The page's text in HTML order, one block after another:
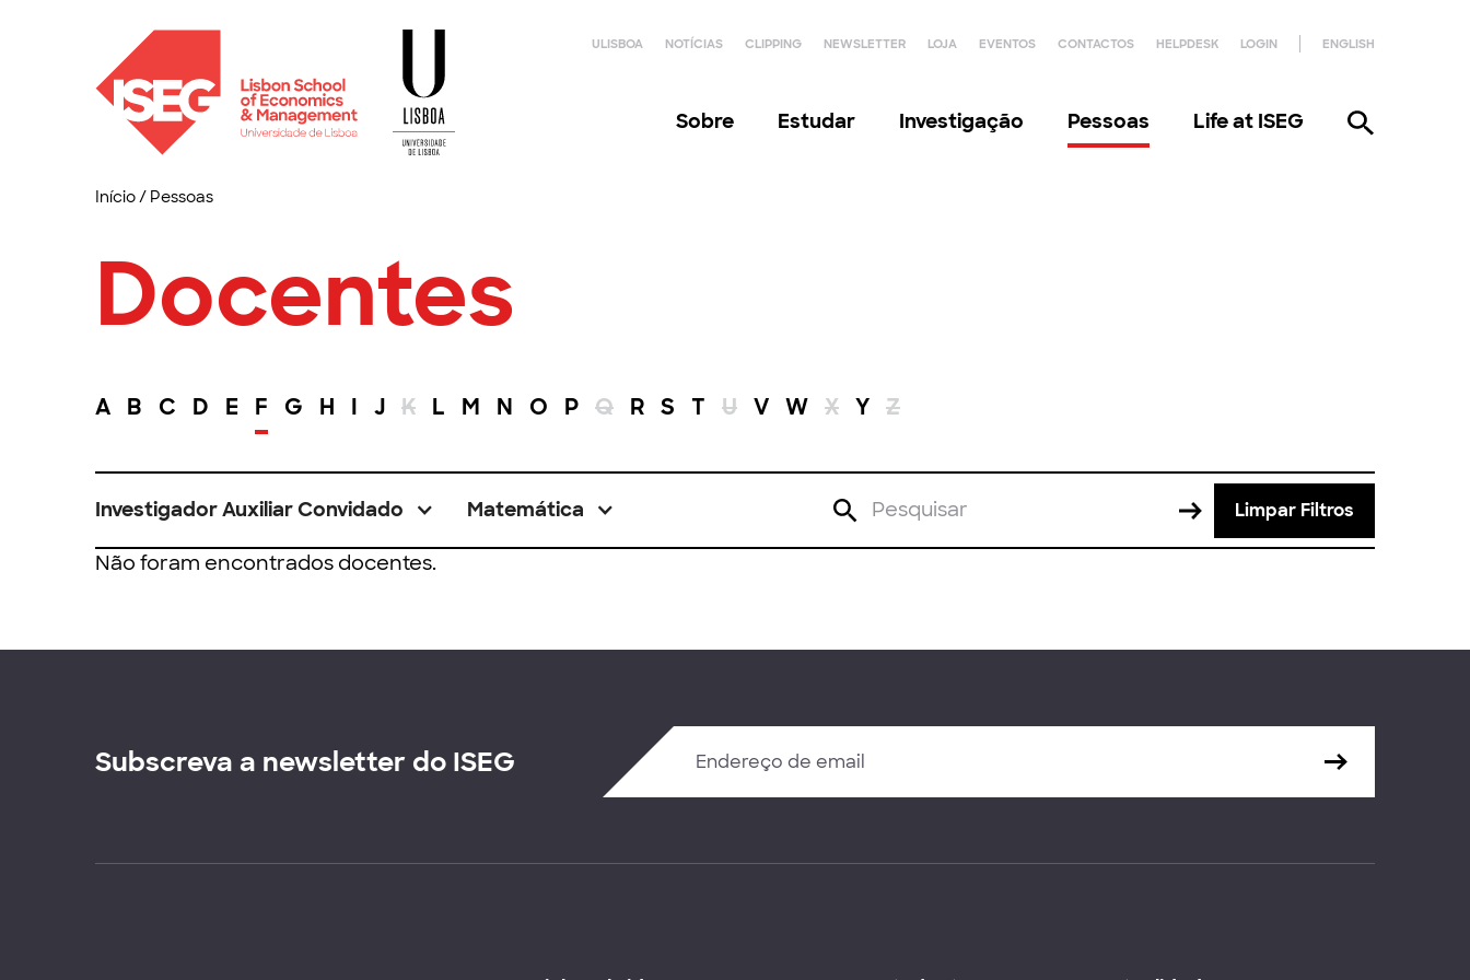
ULISBOA NOTÍCIAS CLIPPING NEWSLETTER LOJA EVENTOS CONTACTOS HELPDESK LOGIN ENGLISH
Sobre Estudar Investigação Pessoas Life at ISEG
Início/ Pessoas
Docentes
A B C D E F G H I J K L M N O P Q R S T U V W X Y Z
Investigador Auxiliar Convidado Matemática Limpar Filtros
Não foram encontrados docentes.
Subscreva a newsletter do ISEG